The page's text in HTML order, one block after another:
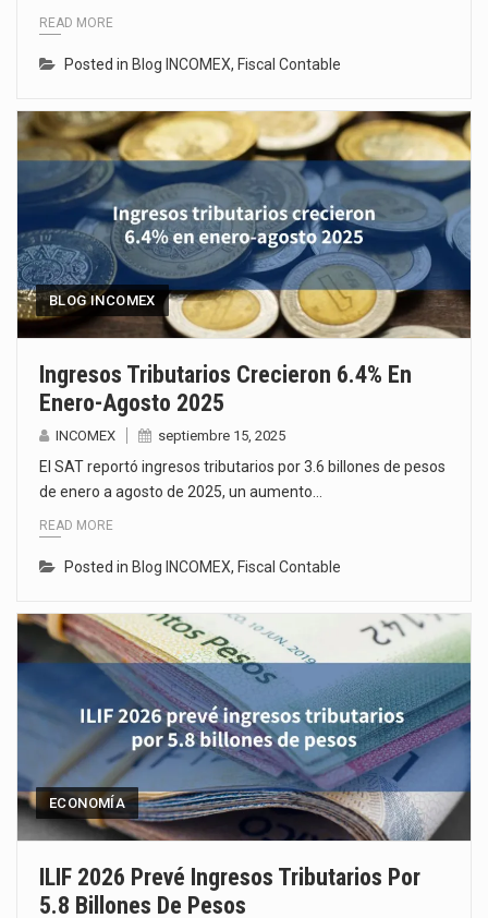
READ MORE
Posted in Blog INCOMEX, Fiscal Contable
BLOG INCOMEX
Ingresos Tributarios Crecieron 6.4% En
Enero-Agosto 2025
INCOMEX septiembre 15, 2025
El SAT reportó ingresos tributarios por 3.6 billones de pesos
de enero a agosto de 2025, un aumento…
READ MORE
Posted in Blog INCOMEX, Fiscal Contable
ECONOMÍA
ILIF 2026 Prevé Ingresos Tributarios Por
5.8 Billones De Pesos